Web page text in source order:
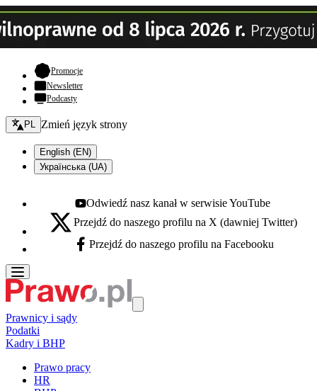
Promocje- otwiera się w nowej karcie
Newsletter
Podcasty
Zmień język - bieżący:
PL Zmień język strony
English (EN)
Українська (UA)
Youtube - otwiera się w nowej karcie
Odwiedź nasz kanał w serwisie YouTube
X - otwiera się w nowej karcie
Przejdź do naszego profilu na X (dawniej Twitter)
Facebook - otwiera się w nowej karcie
Przejdź do naszego profilu na Facebooku
Prawnicy i sądy
Podatki
Kadry i BHP
Prawo pracy
HR